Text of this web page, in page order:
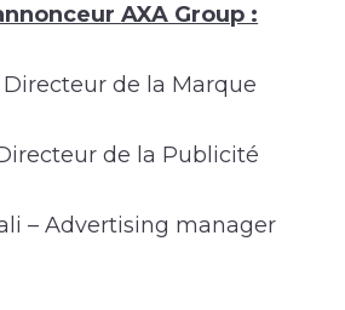
AXA Group :
de la Marque
de la Publicité
– Advertising manager